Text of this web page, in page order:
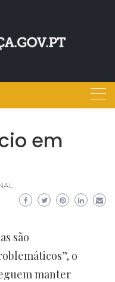
em
são
o
manter